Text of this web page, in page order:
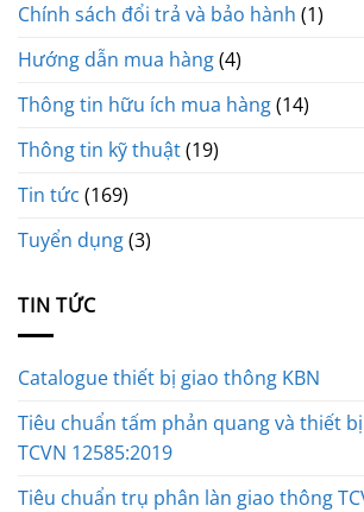
Chính sách đổi trả và bảo hành (1)
Hướng dẫn mua hàng(4)
Thông tin hữu ích mua hàng(14)
Thông tin kỹ thuật(19)
Tin tức (169)
Tuyển dụng(3)
TIN TỨC
Catalogue thiết bị giao thông KBN
Tiêu chuẩn tấm phản quang và thiết
TCVN 12585:2019
Tiêu chuẩn trụ phân làn giao thông